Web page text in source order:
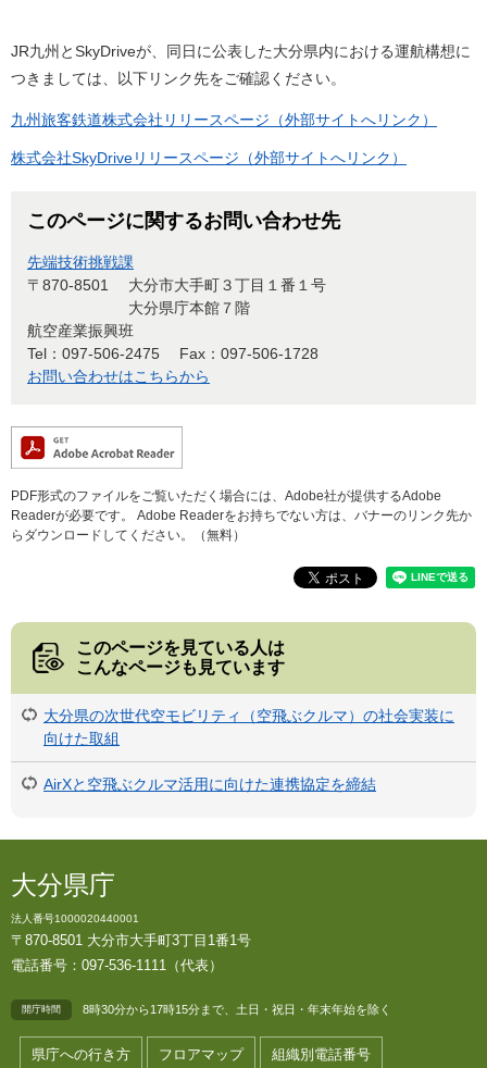
JR九州とSkyDriveが、同日に公表した大分県内における運航構想に
つきましては、以下リンク先をご確認ください。
九州旅客鉄道株式会社リリースページ（外部サイトへリンク）
株式会社SkyDriveリリースページ（外部サイトへリンク）
このページに関するお問い合わせ先
先端技術挑戦課
〒870-8501
大分市大手町３丁目１番１号
大分県庁本館７階
航空産業振興班
Tel：097-506-2475
Fax：097-506-1728
お問い合わせはこちらから
PDF形式のファイルをご覧いただく場合には、Adobe社が提供するAdobe
Readerが必要です。
Adobe Readerをお持ちでない方は、バナーのリンク先か
らダウンロードしてください。（無料）
このページを見ている人は
こんなページも見ています
大分県の次世代空モビリティ（空飛ぶクルマ）の社会実装に
向けた取組
AirXと空飛ぶクルマ活用に向けた連携協定を締結
大分県庁
法人番号1000020440001
〒870-8501 大分市大手町3丁目1番1号
電話番号：097-536-1111（代表）
開庁時間 8時30分から17時15分まで、土日・祝日・年末年始を除く
県庁への行き方 フロアマップ 組織別電話番号